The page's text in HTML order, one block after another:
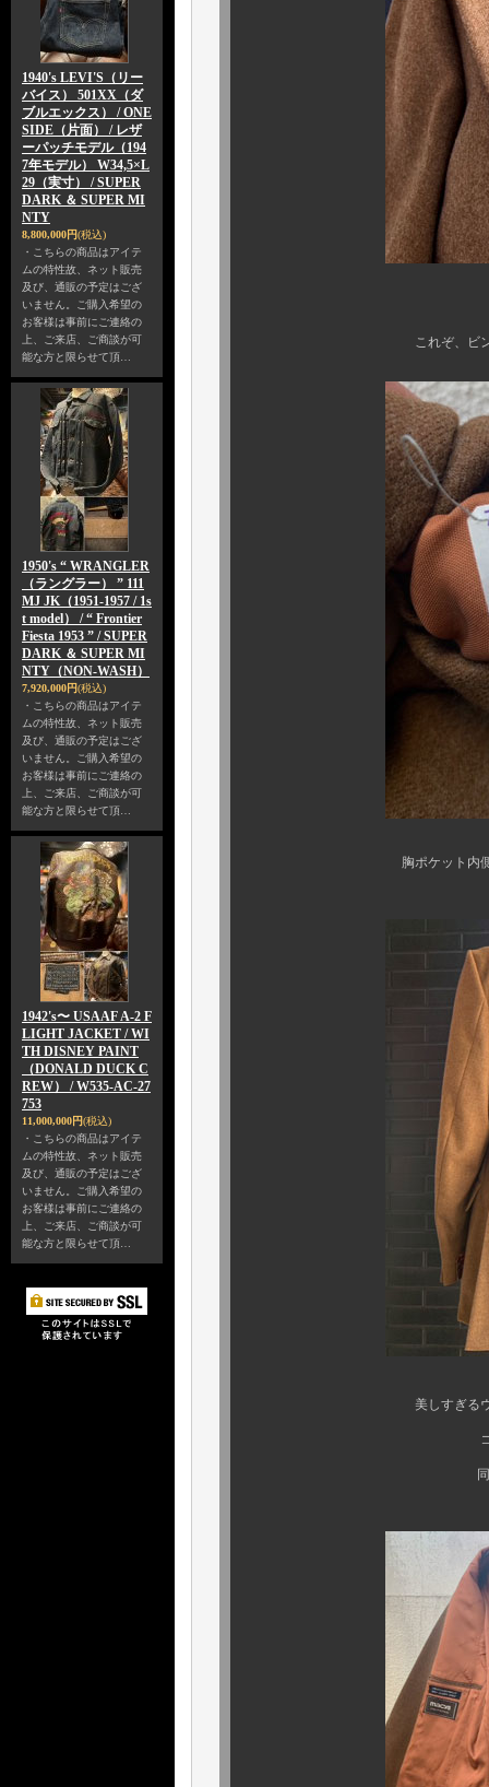
1940's LEVI'S（リー
バイス） 501XX（ダ
ブルエックス） / ONE
SIDE（片面） / レザ
ーパッチモデル（194
7年モデル） W34,5×L
29（実寸） / SUPER
DARK ＆ SUPER MI
NTY
8,800,000円(税込)
・こちらの商品はアイテ
ムの特性故、ネット販売
及び、通販の予定はござ
いません。ご購入希望の
お客様は事前にご連絡の
上、ご来店、ご商談が可
能な方と限らせて頂…
1950's “ WRANGLER
（ラングラー） ” 111
MJ JK（1951-1957 / 1s
t model） / “ Frontier
Fiesta 1953 ” / SUPER
DARK ＆ SUPER MI
NTY（NON-WASH）
7,920,000円(税込)
・こちらの商品はアイテ
ムの特性故、ネット販売
及び、通販の予定はござ
いません。ご購入希望の
お客様は事前にご連絡の
上、ご来店、ご商談が可
能な方と限らせて頂…
1942's〜 USAAF A-2 F
LIGHT JACKET / WI
TH DISNEY PAINT
（DONALD DUCK C
REW） / W535-AC-27
753
11,000,000円(税込)
・こちらの商品はアイテ
ムの特性故、ネット販売
及び、通販の予定はござ
いません。ご購入希望の
お客様は事前にご連絡の
上、ご来店、ご商談が可
能な方と限らせて頂…
これぞ、ビンテージの
胸ポケット内側にもサイ
美しすぎるウェストのシ
コンディショ
同様にご安心下